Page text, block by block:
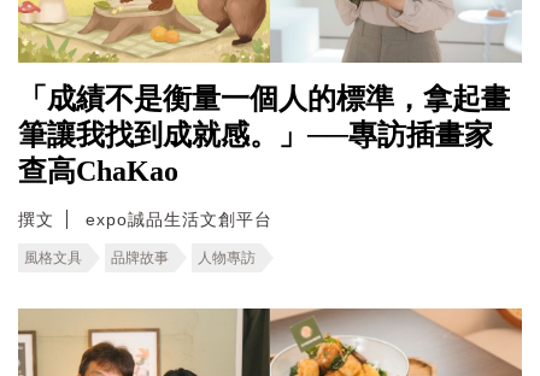
「成績不是衡量一個人的標準，拿起畫
筆讓我找到成就感。」──專訪插畫家
查高ChaKao
撰文 expo誠品生活文創平台
風格文具 品牌故事 人物專訪